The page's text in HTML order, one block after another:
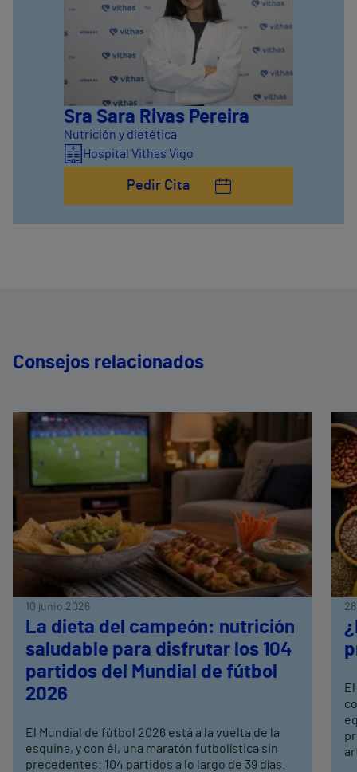
Sra Sara Rivas Pereira
Nutrición y dietética
Hospital Vithas Vigo
Pedir Cita
Consejos relacionados
10 junio 2026
La dieta del campeón: nutrición
saludable para disfrutar los 104
partidos del Mundial de fútbol
2026
El Mundial de fútbol 2026 está a la vuelta de la
esquina, y con él, una maratón futbolística sin
precedentes: 104 partidos a lo largo de 39 días.